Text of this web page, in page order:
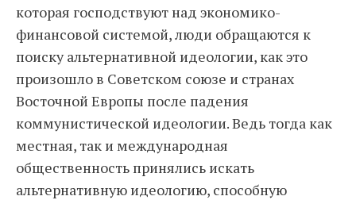
которая господствуют над экономико-
финансовой системой, люди обращаются к
поиску альтернативной идеологии, как это
произошло в Советском союзе и странах
Восточной Европы после падения
коммунистической идеологии. Ведь тогда как
местная, так и международная
общественность принялись искать
альтернативную идеологию, способную